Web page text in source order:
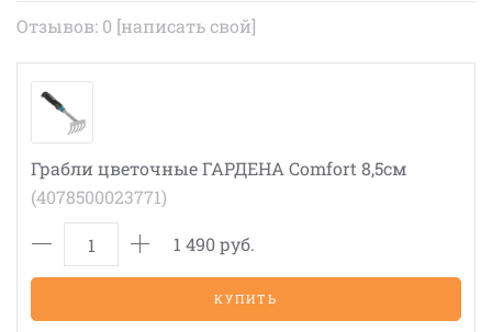
Отзывов: 0 [написать свой]
Грабли цветочные ГАРДЕНА Comfort 8,5см
(4078500023771)
1 490 руб.
КУПИТЬ